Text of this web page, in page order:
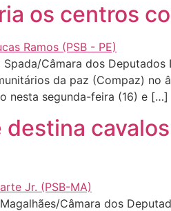
os centros
Câmara dos
da paz (Compaz) no
nesta segunda-feira (16) e […]
Câmara dos